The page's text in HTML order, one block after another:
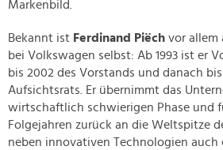
Markenbild.
Bekannt ist Ferdinand Piëch vor allem
bei Volkswagen selbst: Ab 1993 ist er
bis 2002 des Vorstands und danach bis
Aufsichtsrats. Er übernimmt das
wirtschaftlich schwierigen Phase und
Folgejahren zurück an die Weltspitze
neben innovativen Technologien auch